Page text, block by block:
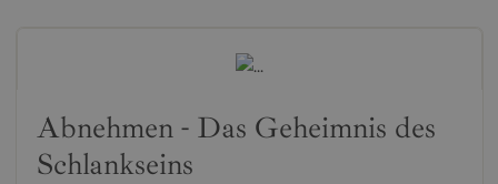
Abnehmen - Das Geheimnis des
Schlankseins